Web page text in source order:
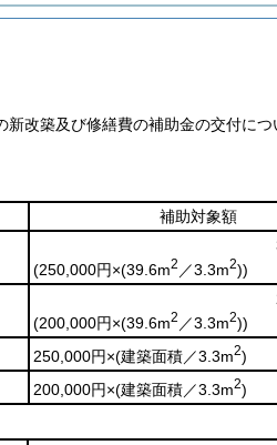
新改築及び修繕費の補助金の交付に
補助対象額
(250,000円×(39.6m2 ／3.3m2))
(200,000円×(39.6m2 ／3.3m2))
250,000円×(建築面積／3.3m2)
200,000円×(建築面積／3.3m2)